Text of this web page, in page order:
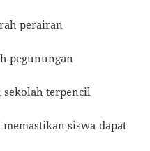
perairan
pegunungan
terpencil
siswa dapat